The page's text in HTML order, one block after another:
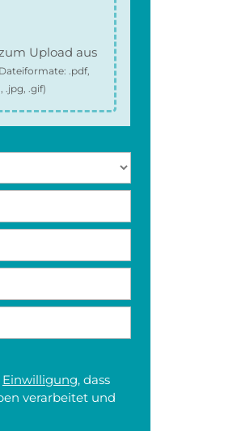
Upload aus
.pdf,
.jpg, .gif)
Einwilligung, dass
verarbeitet und